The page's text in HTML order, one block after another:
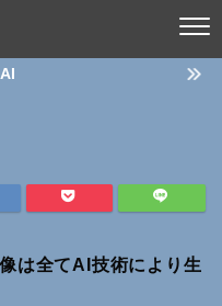
は全てAI技術により生